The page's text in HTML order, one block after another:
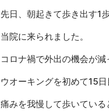
先日、朝起きて歩き出す1
当院に来られました。
コロナ禍で外出の機会が
ウオーキングを初めて15
痛みを我慢して歩いている